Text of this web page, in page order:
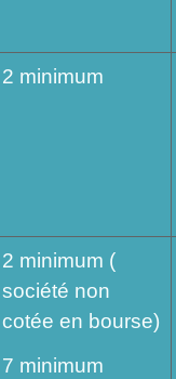
2 minimum
2 minimum (
société non
cotée en bourse)
7 minimum